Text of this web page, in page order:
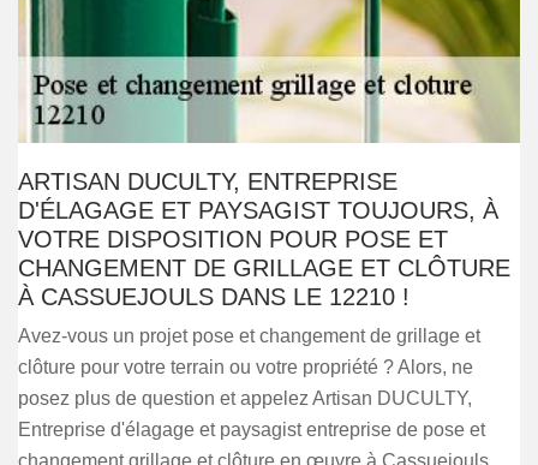
ARTISAN DUCULTY, ENTREPRISE
D'ÉLAGAGE ET PAYSAGIST TOUJOURS, À
VOTRE DISPOSITION POUR POSE ET
CHANGEMENT DE GRILLAGE ET CLÔTURE
À CASSUEJOULS DANS LE 12210 !
Avez-vous un projet pose et changement de grillage et
clôture pour votre terrain ou votre propriété ? Alors, ne
posez plus de question et appelez Artisan DUCULTY,
Entreprise d'élagage et paysagist entreprise de pose et
changement grillage et clôture en œuvre à Cassuejouls